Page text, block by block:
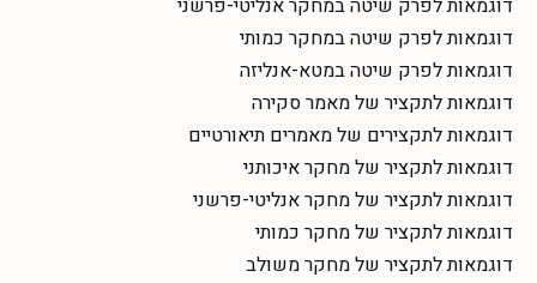
דוגמאות לפרק שיטה במחקר כמותי
דוגמאות לפרק שיטה במטא-אנליזה
דוגמאות לתקציר של מאמר סקירה
דוגמאות לתקצירים של מאמרים תיאורטיים
דוגמאות לתקציר של מחקר איכותני
דוגמאות לתקציר של מחקר אנליטי-פרשני
דוגמאות לתקציר של מחקר כמותי
דוגמאות לתקציר של מחקר משולב